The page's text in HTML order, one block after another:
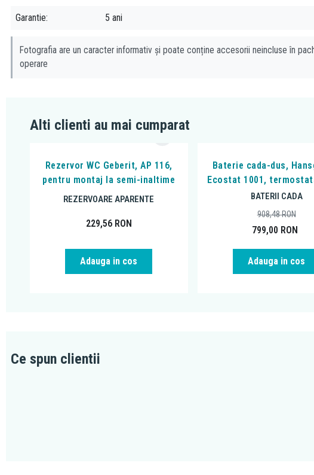
Garantie 5 ani
Fotografia are un caracter informativ și poate conține accesorii neincluse în
operare
Alti clienti au mai cumparat
Rezervor WC Geberit, AP 116,
pentru montaj la semi-inaltime
REZERVOARE APARENTE
229,56 RON
Adauga in cos
Baterie cada-dus,
Ecostat 1001,
BATERII CADA
799,00 RON
908,48RON
Adauga in cos
Ce spun clientii